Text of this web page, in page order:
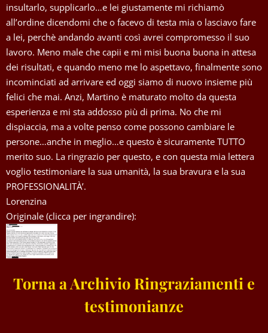
insultarlo, supplicarlo…e lei giustamente mi richiamò
all’ordine dicendomi che o facevo di testa mia o lasciavo fare
a lei, perchè andando avanti così avrei compromesso il suo
lavoro. Meno male che capii e mi misi buona buona in attesa
dei risultati, e quando meno me lo aspettavo, finalmente sono
incominciati ad arrivare ed oggi siamo di nuovo insieme più
felici che mai. Anzi, Martino è maturato molto da questa
esperienza e mi sta addosso più di prima. No che mi
dispiaccia, ma a volte penso come possono cambiare le
persone…anche in meglio…e questo è sicuramente TUTTO
merito suo. La ringrazio per questo, e con questa mia lettera
voglio testimoniare la sua umanità, la sua bravura e la sua
PROFESSIONALITÀ’.
Lorenzina
Originale (clicca per ingrandire):
Torna a Archivio Ringraziamenti e
testimonianze